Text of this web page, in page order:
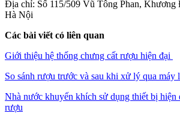
Địa chỉ: Số 115/509 Vũ Tông Phan, Khương
Hà Nội
Các bài viết có liên quan
Giới thiệu hệ thống chưng cất rượu hiện đại
So sánh rượu trước và sau khi xử lý qua máy
Nhà nước khuyến khích sử dụng thiết bị hiện
rượu